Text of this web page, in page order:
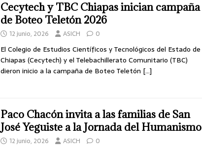
Cecytech y TBC Chiapas inician campaña
de Boteo Teletón 2026
12 junio, 2026 ASICH 0
El Colegio de Estudios Científicos y Tecnológicos del Estado de
Chiapas (Cecytech) y el Telebachillerato Comunitario (TBC)
dieron inicio a la campaña de Boteo Teletón […]
Paco Chacón invita a las familias de San
José Yeguiste a la Jornada del Humanismo
12 junio, 2026 ASICH 0